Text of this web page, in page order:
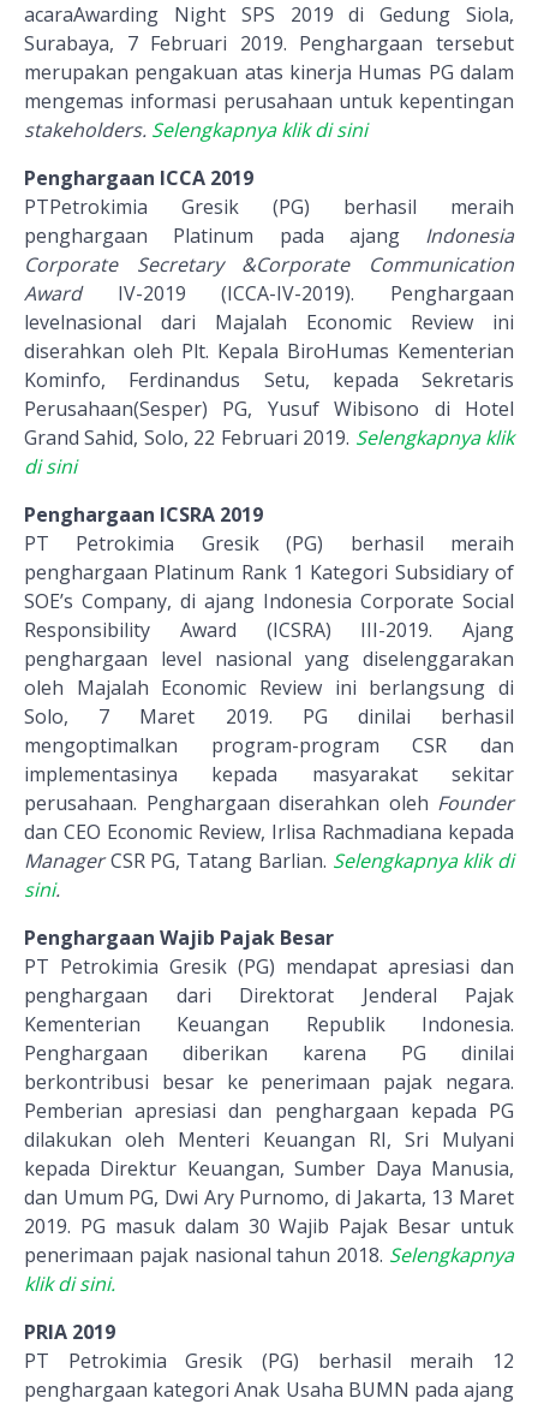
acaraAwarding Night SPS 2019 di Gedung Siola,
Surabaya, 7 Februari 2019. Penghargaan tersebut
merupakan pengakuan atas kinerja Humas PG dalam
mengemas informasi perusahaan untuk kepentingan
stakeholders. Selengkapnya klik di sini
Penghargaan ICCA 2019
PTPetrokimia Gresik (PG) berhasil meraih
penghargaan Platinum pada ajang Indonesia
Corporate Secretary &Corporate Communication
AwardIV-2019 (ICCA-IV-2019). Penghargaan
levelnasional dari Majalah Economic Review ini
diserahkan oleh Plt. Kepala BiroHumas Kementerian
Kominfo, Ferdinandus Setu, kepada Sekretaris
Perusahaan(Sesper) PG, Yusuf Wibisono di Hotel
Grand Sahid, Solo, 22 Februari 2019. Selengkapnya klik
di sini
Penghargaan ICSRA 2019
PT Petrokimia Gresik (PG) berhasil meraih
penghargaan Platinum Rank 1 Kategori Subsidiary of
SOE’s Company, di ajang Indonesia Corporate Social
Responsibility Award (ICSRA) III-2019. Ajang
penghargaan level nasional yang diselenggarakan
oleh Majalah Economic Review ini berlangsung di
Solo, 7 Maret 2019. PG dinilai berhasil
mengoptimalkan program-program CSR dan
implementasinya kepada masyarakat sekitar
perusahaan. Penghargaan diserahkan oleh Founder
dan CEO Economic Review, Irlisa Rachmadiana kepada
ManagerCSR PG, Tatang Barlian. Selengkapnya klik di
sini.
Penghargaan Wajib Pajak Besar
PT Petrokimia Gresik (PG) mendapat apresiasi dan
penghargaan dari Direktorat Jenderal Pajak
Kementerian Keuangan Republik Indonesia.
Penghargaan diberikan karena PG dinilai
berkontribusi besar ke penerimaan pajak negara.
Pemberian apresiasi dan penghargaan kepada PG
dilakukan oleh Menteri Keuangan RI, Sri Mulyani
kepada Direktur Keuangan, Sumber Daya Manusia,
dan Umum PG, Dwi Ary Purnomo, di Jakarta, 13 Maret
2019. PG masuk dalam 30 Wajib Pajak Besar untuk
penerimaan pajak nasional tahun 2018. Selengkapnya
klik di sini.
PRIA 2019
PT Petrokimia Gresik (PG) berhasil meraih 12
penghargaan kategori Anak Usaha BUMN pada ajang